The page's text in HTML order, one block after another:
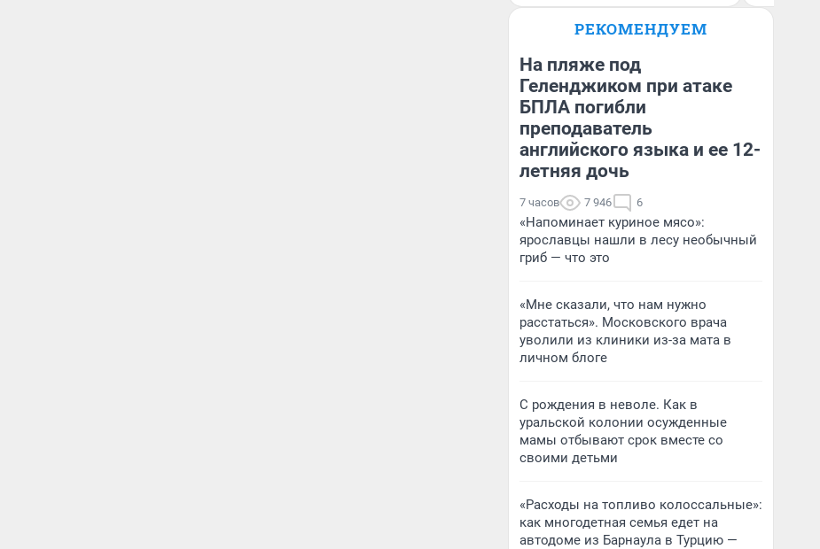
РЕКОМЕНДУЕМ
На пляже под
Геленджиком при атаке
БПЛА погибли
преподаватель
английского языка и ее 12-
летняя дочь
7 часов 7 946 6
«Напоминает куриное мясо»:
ярославцы нашли в лесу необычный
гриб — что это
«Мне сказали, что нам нужно
расстаться». Московского врача
уволили из клиники из-за мата в
личном блоге
С рождения в неволе. Как в
уральской колонии осужденные
мамы отбывают срок вместе со
своими детьми
«Расходы на топливо колоссальные»:
как многодетная семья едет на
автодоме из Барнаула в Турцию —